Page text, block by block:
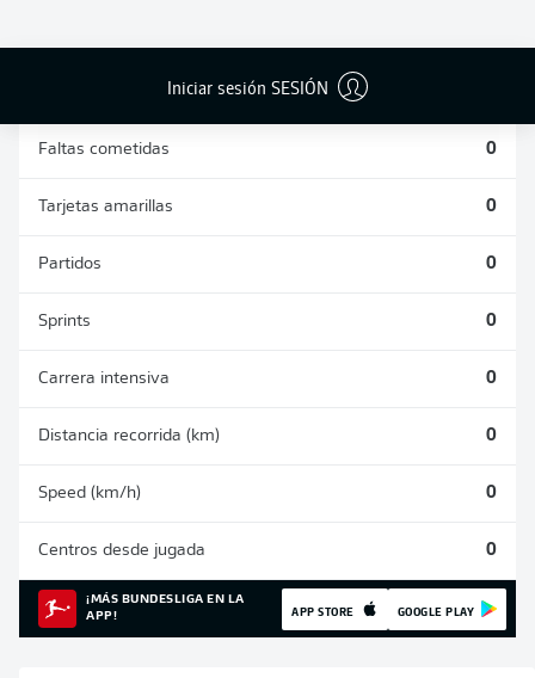
Iniciar sesión SESIÓN
Faltas cometidas 0
Tarjetas amarillas 0
Partidos 0
Sprints 0
Carrera intensiva 0
Distancia recorrida (km) 0
Speed (km/h) 0
Centros desde jugada 0
¡MÁS BUNDESLIGA EN LA
APP!
APP STORE GOOGLE PLAY